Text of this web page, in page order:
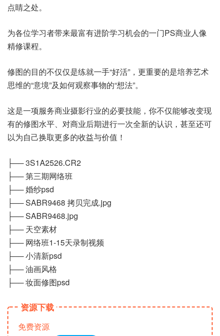
点睛之处。
为各位学习者带来最富有进阶学习机会的一门PS商业人像
精修课程。
修图的目的不仅仅是练就一手“好活”，更重要的是培养艺术
思维的“意境”及如何观察事物的“想法”。
这是一项服务商业摄影行业的必要技能，你不仅能够改变现
有的修图水平、对商业后期进行一次全新的认识，甚至还可
以为自己换取更多的收益与价值！
├── 3S1A2526.CR2
├── 第三期网络班
├── 婚纱psd
├── SABR9468 拷贝完成.jpg
├── SABR9468.jpg
├── 天空素材
├── 网络班1-15天录制视频
├── 小清新psd
├── 油画风格
├── 妆面修图psd
资源下载
免费资源